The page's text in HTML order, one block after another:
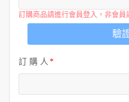
訂購商品請進行會員登入，非會員
驗
訂 購 人